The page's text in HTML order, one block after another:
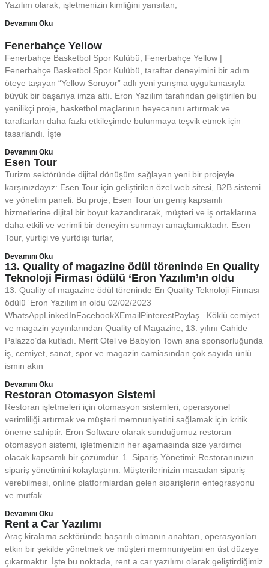
Yazılım olarak, işletmenizin kimliğini yansıtan,
Devamını Oku
Fenerbahçe Yellow
Fenerbahçe Basketbol Spor Kulübü, Fenerbahçe Yellow |
Fenerbahçe Basketbol Spor Kulübü, taraftar deneyimini bir adım
öteye taşıyan “Yellow Soruyor” adlı yeni yarışma uygulamasıyla
büyük bir başarıya imza attı. Eron Yazılım tarafından geliştirilen bu
yenilikçi proje, basketbol maçlarının heyecanını artırmak ve
taraftarları daha fazla etkileşimde bulunmaya teşvik etmek için
tasarlandı. İşte
Devamını Oku
Esen Tour
Turizm sektöründe dijital dönüşüm sağlayan yeni bir projeyle
karşınızdayız: Esen Tour için geliştirilen özel web sitesi, B2B sistemi
ve yönetim paneli. Bu proje, Esen Tour’un geniş kapsamlı
hizmetlerine dijital bir boyut kazandırarak, müşteri ve iş ortaklarına
daha etkili ve verimli bir deneyim sunmayı amaçlamaktadır. Esen
Tour, yurtiçi ve yurtdışı turlar,
Devamını Oku
13. Quality of magazine ödül töreninde En Quality
Teknoloji Firması ödülü ‘Eron Yazılım’ın oldu
13. Quality of magazine ödül töreninde En Quality Teknoloji Firması
ödülü ‘Eron Yazılım’ın oldu 02/02/2023
WhatsAppLinkedInFacebookXEmailPinterestPaylaş Köklü cemiyet
ve magazin yayınlarından Quality of Magazine, 13. yılını Cahide
Palazzo’da kutladı. Merit Otel ve Babylon Town ana sponsorluğunda
iş, cemiyet, sanat, spor ve magazin camiasından çok sayıda ünlü
ismin akın
Devamını Oku
Restoran Otomasyon Sistemi
Restoran işletmeleri için otomasyon sistemleri, operasyonel
verimliliği artırmak ve müşteri memnuniyetini sağlamak için kritik
öneme sahiptir. Eron Software olarak sunduğumuz restoran
otomasyon sistemi, işletmenizin her aşamasında size yardımcı
olacak kapsamlı bir çözümdür. 1. Sipariş Yönetimi: Restoranınızın
sipariş yönetimini kolaylaştırın. Müşterilerinizin masadan sipariş
verebilmesi, online platformlardan gelen siparişlerin entegrasyonu
ve mutfak
Devamını Oku
Rent a Car Yazılımı
Araç kiralama sektöründe başarılı olmanın anahtarı, operasyonları
etkin bir şekilde yönetmek ve müşteri memnuniyetini en üst düzeye
çıkarmaktır. İşte bu noktada, rent a car yazılımı olarak geliştirdiğimiz